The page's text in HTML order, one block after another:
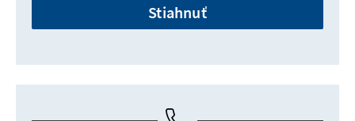
Stiahnuť